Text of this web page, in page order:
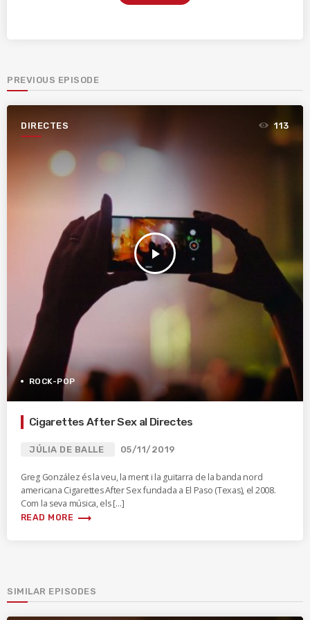
PREVIOUS EPISODE
DIRECTES
play_arrow
113
ROCK-POP
Cigarettes After Sex al Directes
JÚLIA DE BALLE 05/11/2019
Greg González és la veu, la ment i la guitarra de la banda nord
americana Cigarettes After Sex fundada a El Paso (Texas), el 2008.
Com la seva música, els […]
READ MORE trending_flat
SIMILAR EPISODES